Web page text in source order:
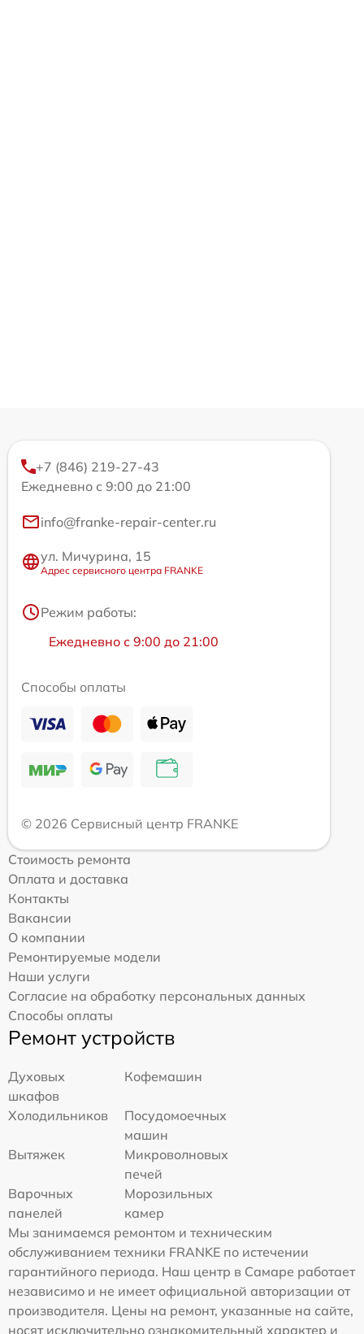
+7 (846) 219-27-43
Ежедневно с 9:00 до 21:00
info@franke-repair-center.ru
ул. Мичурина, 15
Адрес сервисного центра FRANKE
Режим работы:
Ежедневно с 9:00 до 21:00
Способы оплаты
© 2026 Сервисный центр FRANKE
Стоимость ремонта
Оплата и доставка
Контакты
Вакансии
О компании
Ремонтируемые модели
Наши услуги
Согласие на обработку персональных данных
Способы оплаты
Ремонт устройств
Духовых
шкафов
Кофемашин
Холодильников
Посудомоечных
машин
Вытяжек
Микроволновых
печей
Варочных
панелей
Морозильных
камер
Мы занимаемся ремонтом и техническим
обслуживанием техники FRANKE по истечении
гарантийного периода. Наш центр в Самаре работает
независимо и не имеет официальной авторизации от
производителя. Цены на ремонт, указанные на сайте,
носят исключительно ознакомительный характер и